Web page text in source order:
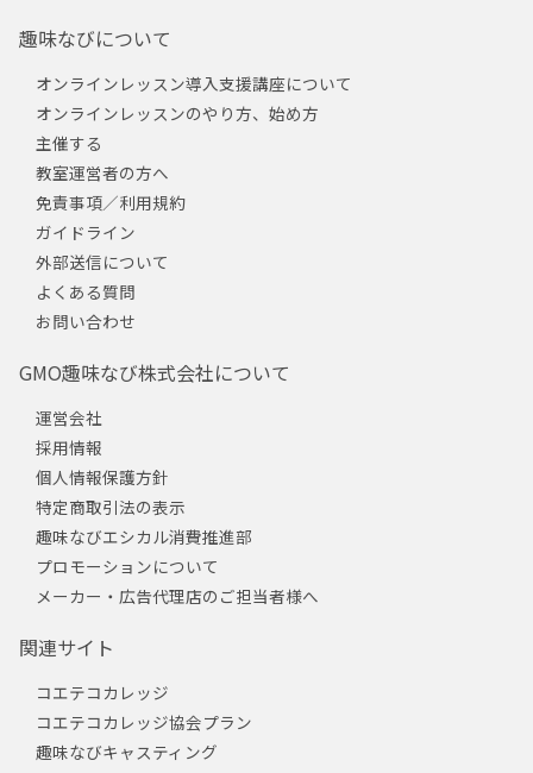
趣味なびについて
オンラインレッスン導入支援講座について
オンラインレッスンのやり方、始め方
主催する
教室運営者の方へ
免責事項／利用規約
ガイドライン
外部送信について
よくある質問
お問い合わせ
GMO趣味なび株式会社について
運営会社
採用情報
個人情報保護方針
特定商取引法の表示
趣味なびエシカル消費推進部
プロモーションについて
メーカー・広告代理店のご担当者様へ
関連サイト
コエテコカレッジ
コエテコカレッジ協会プラン
趣味なびキャスティング